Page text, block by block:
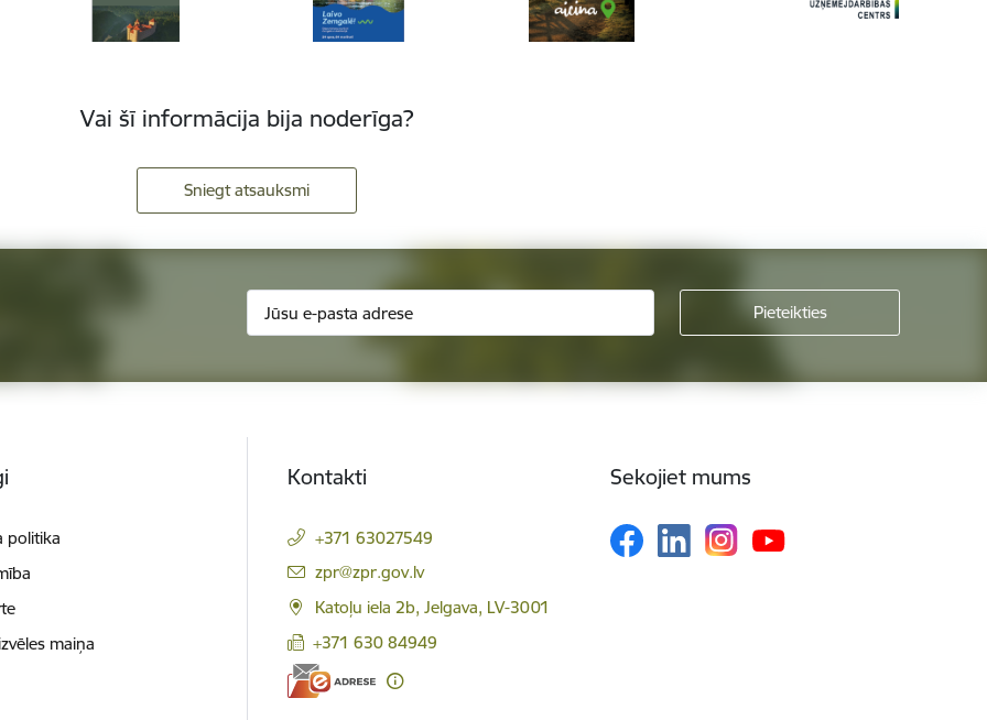
Vai šī informācija bija noderīga?
Sniegt atsauksmi
politika
maiņa
Kontakti
+371 63027549
E-pasts:
zpr@zpr.gov.lv
Katoļu iela 2b, Jelgava, LV-3001
+371 630 84949
Sekojiet mums